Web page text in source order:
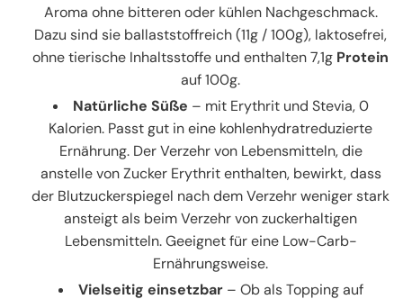
Aroma ohne bitteren oder kühlen Nachgeschmack.
Dazu sind sie ballaststoffreich (11g / 100g), laktosefrei,
ohne tierische Inhaltsstoffe und enthalten 7,1g Protein
auf 100g.
Natürliche Süße – mit Erythrit und Stevia, 0
Kalorien. Passt gut in eine kohlenhydratreduzierte
Ernährung. Der Verzehr von Lebensmitteln, die
anstelle von Zucker Erythrit enthalten, bewirkt, dass
der Blutzuckerspiegel nach dem Verzehr weniger stark
ansteigt als beim Verzehr von zuckerhaltigen
Lebensmitteln. Geeignet für eine Low-Carb-
Ernährungsweise.
Vielseitig einsetzbar – Ob als Topping auf